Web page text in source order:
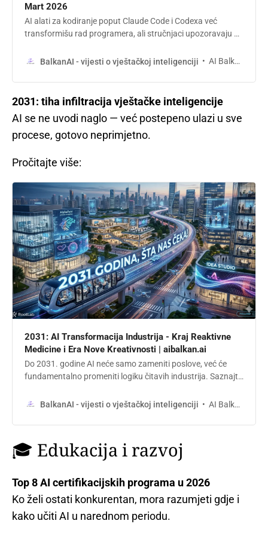
Mart 2026
AI alati za kodiranje poput Claude Code i Codexa već
transformišu rad programera, ali stručnjaci upozoravaju da
zasnovanih na znanju.
BalkanAI - vijesti o vještačkoj inteligenciji AI Balkan
2031: tiha infiltracija vještačke inteligencije
AI se ne uvodi naglo — već postepeno ulazi u sve
procese, gotovo neprimjetno.
Pročitajte više:
2031: AI Transformacija Industrija - Kraj Reaktivne
Medicine i Era Nove Kreativnosti | aibalkan.ai
Do 2031. godine AI neće samo zameniti poslove, već će
fundamentalno promeniti logiku čitavih industrija. Saznajte
kreativnost i zašto prava revolucija leži u predviđanju i moći
BalkanAI - vijesti o vještačkoj inteligenciji AI Balkan
🎓 Edukacija i razvoj
Top 8 AI certifikacijskih programa u 2026
Ko želi ostati konkurentan, mora razumjeti gdje i
kako učiti AI u narednom periodu.